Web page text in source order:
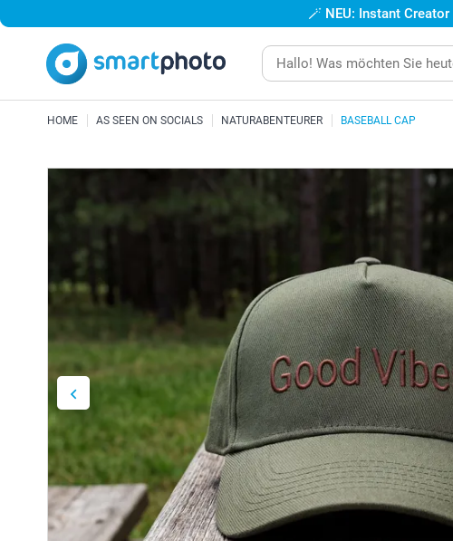
🪄 NEU: Instant Creator
HOME AS SEEN ON SOCIALS NATURABENTEURER BASEBALL CAP